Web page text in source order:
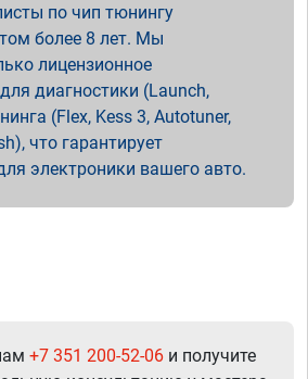
по чип тюнингу
более 8 лет. Мы
лицензионное
диагностики (Launch,
(Flex, Kess 3, Autotuner,
что гарантирует
электроники вашего авто.
+7 351 200-52-06 и получите